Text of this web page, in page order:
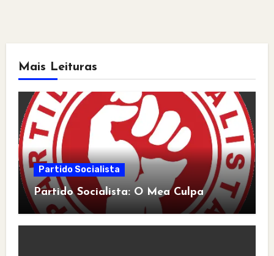
Mais Leituras
Partido Socialista
Partido Socialista: O Mea Culpa